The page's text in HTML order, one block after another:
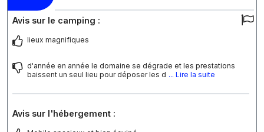
Avis sur le camping :
lieux magnifiques
d'année en année le domaine se dégrade et les prestations
baissent un seul lieu pour déposer les d ... Lire la suite
Avis sur l'hébergement :